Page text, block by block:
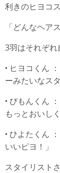
利きのヒヨコ
「どんなヘア
3羽はそれぞれ
• ヒヨコくん
ーみたいなス
• ぴもんくん
もっとおいし
• ひよたくん
いいピヨ！」
スタイリスト